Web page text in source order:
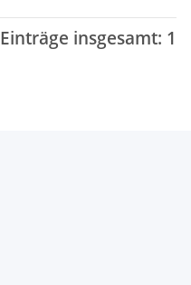
Einträge insgesamt: 1